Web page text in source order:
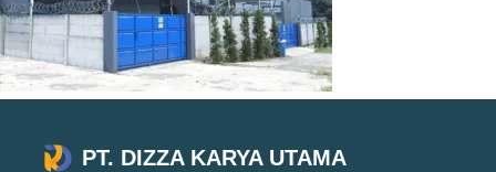
PT. DIZZA KARYA UTAMA